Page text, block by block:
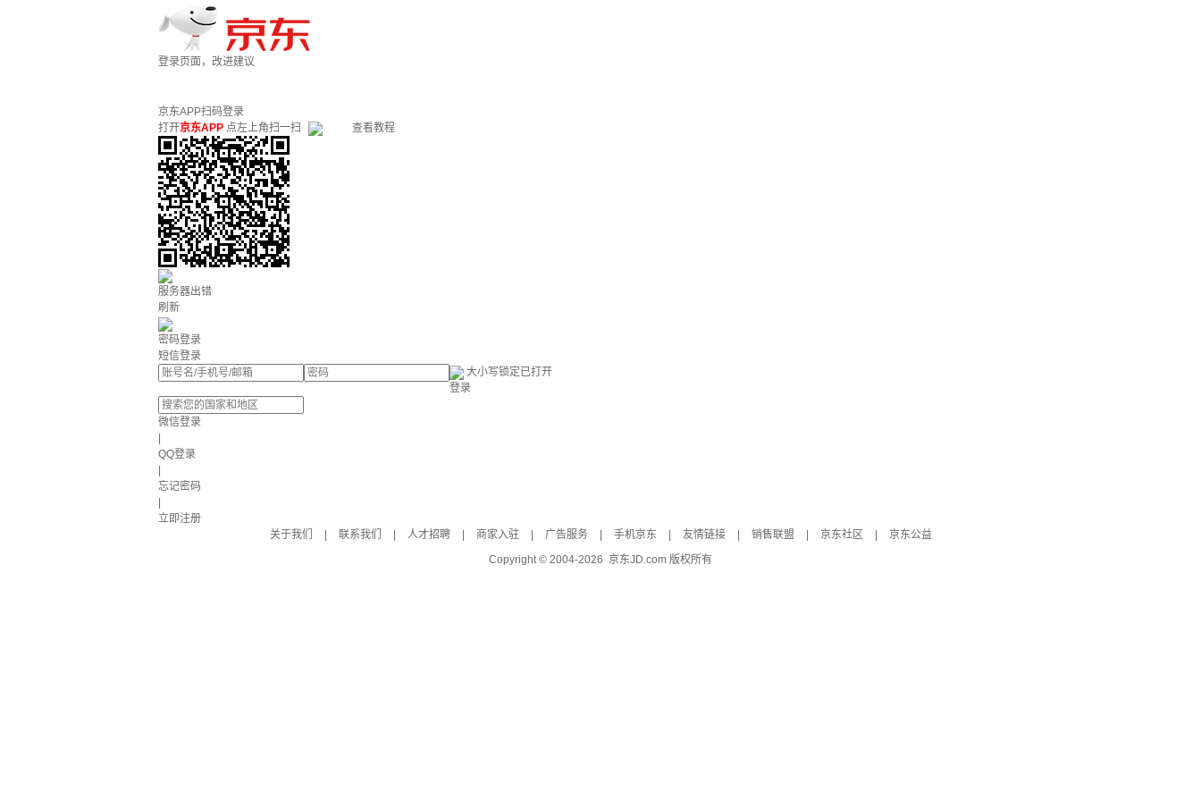
登录页面，改进建议
京东APP扫码登录
打开京东APP 点左上角扫一扫 查看教程
服务器出错
刷新
密码登录
短信登录
大小写锁定已打开
登录
微信登录
QQ登录
忘记密码
立即注册
关于我们
联系我们 人才招聘 商家入驻 广告服务 手机京东 友情链接 销售联盟 京东社区
京东公益
Copyright © 2004-2026 京东JD.com 版权所有